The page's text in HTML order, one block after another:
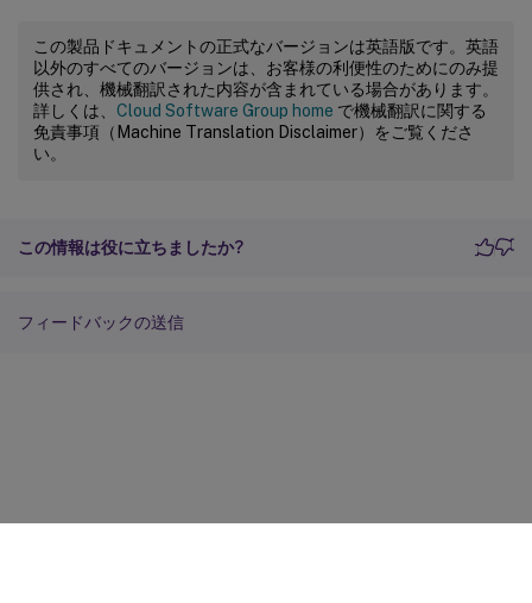
この製品ドキュメントの正式なバージョンは英語版です。英語
以外のすべてのバージョンは、お客様の利便性のためにのみ提
供され、機械翻訳された内容が含まれている場合があります。
詳しくは、 Cloud Software Group home で機械翻訳に関する
免責事項（Machine Translation Disclaimer）をご覧くださ
い。
この情報は役に立ちましたか?
フィードバックの送信